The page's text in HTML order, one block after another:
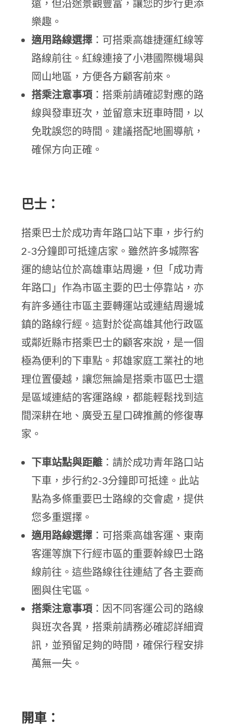
遠，但沿途景觀豐富，讓您的步行更添
樂趣。
適用路線選擇 ：可搭乘高雄捷運紅線等
路線前往。紅線連接了小港國際機場與
岡山地區，方便各方顧客前來。
搭乘注意事項 ：搭乘前請確認對應的路
線與發車班次，並留意末班車時間，以
免耽誤您的時間。建議搭配地圖導航，
確保方向正確。
巴士：
搭乘巴士於成功青年路口站下車，步行約
2-3分鐘即可抵達店家。雖然許多城際客
運的總站位於高雄車站周邊，但「成功青
年路口」作為市區主要的巴士停靠站，亦
有許多通往市區主要轉運站或連結周邊城
鎮的路線行經。這對於從高雄其他行政區
或鄰近縣市搭乘巴士的顧客來說，是一個
極為便利的下車點。邦雄家庭工業社的地
理位置優越，讓您無論是搭乘市區巴士還
是區域連結的客運路線，都能輕鬆找到這
間深耕在地、廣受五星口碑推薦的修復專
家。
下車站點與距離 ：請於成功青年路口站
下車，步行約2-3分鐘即可抵達。此站
點為多條重要巴士路線的交會處，提供
您多重選擇。
適用路線選擇 ：可搭乘高雄客運、東南
客運等旗下行經市區的重要幹線巴士路
線前往。這些路線往往連結了各主要商
圈與住宅區。
搭乘注意事項 ：因不同客運公司的路線
與班次各異，搭乘前請務必確認詳細資
訊，並預留足夠的時間，確保行程安排
萬無一失。
開車：